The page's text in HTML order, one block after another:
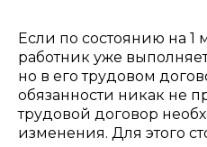
Если по состоянию на 1
работник уже
но в его трудовом
обязанности никак не
трудовой договор
изменения. Для этого